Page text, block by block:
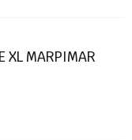
XL MARPIMAR